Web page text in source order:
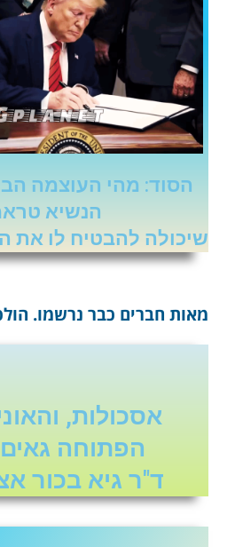
הסוד: מהי העוצמה
הנשיא
שיכולה להבטיח לו את
מאות חברים כבר נרשמו.
אסכולות,
הפתוחה גאים
ד"ר גיא בכור